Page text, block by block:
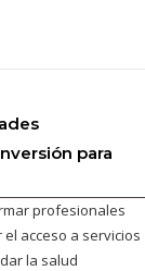
para
profesionales
acceso a servicios
la salud